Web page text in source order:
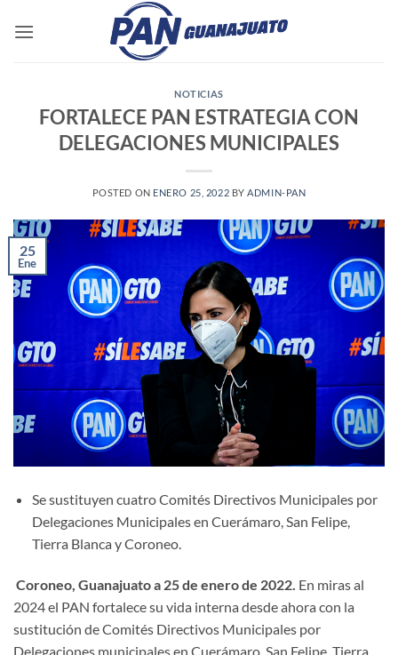
NOTICIAS
FORTALECE PAN ESTRATEGIA CON
DELEGACIONES MUNICIPALES
POSTED ON ENERO 25, 2022 BY ADMIN-PAN
25
Ene
Se sustituyen cuatro Comités Directivos Municipales por
Delegaciones Municipales en Cuerámaro, San Felipe,
Tierra Blanca y Coroneo.
Coroneo, Guanajuato a 25 de enero de 2022. En miras al
2024 el PAN fortalece su vida interna desde ahora con la
sustitución de Comités Directivos Municipales por
Delegaciones municipales en Cuerámaro, San Felipe, Tierra